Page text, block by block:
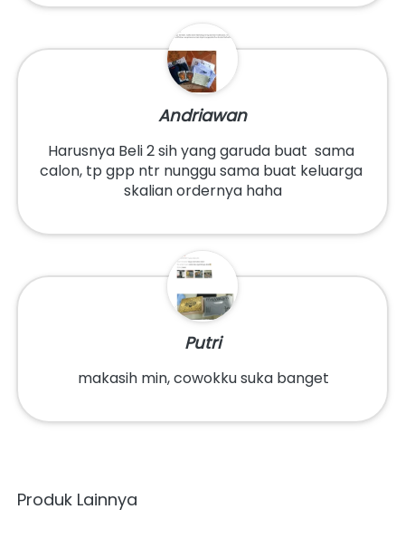
Andriawan
Harusnya Beli 2 sih yang garuda buat  sama
calon, tp gpp ntr nunggu sama buat keluarga
skalian ordernya haha
Putri
makasih min, cowokku suka banget
Produk Lainnya